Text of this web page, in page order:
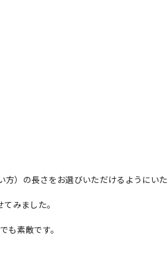
）の長さをお選びいただけるようにい
みました。
も素敵です。